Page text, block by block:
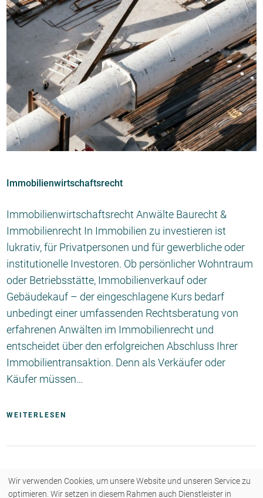
Immobilienwirtschaftsrecht
Immobilienwirtschaftsrecht Anwälte Baurecht &
Immobilienrecht In Immobilien zu investieren ist
lukrativ, für Privatpersonen und für gewerbliche oder
institutionelle Investoren. Ob persönlicher Wohntraum
oder Betriebsstätte, Immobilienverkauf oder
Gebäudekauf – der eingeschlagene Kurs bedarf
unbedingt einer umfassenden Rechtsberatung von
erfahrenen Anwälten im Immobilienrecht und
entscheidet über den erfolgreichen Abschluss Ihrer
Immobilientransaktion. Denn als Verkäufer oder
Käufer müssen…
WEITERLESEN
Wir verwenden Cookies, um unsere Website und unseren Service zu
optimieren. Wir setzen in diesem Rahmen auch Dienstleister in